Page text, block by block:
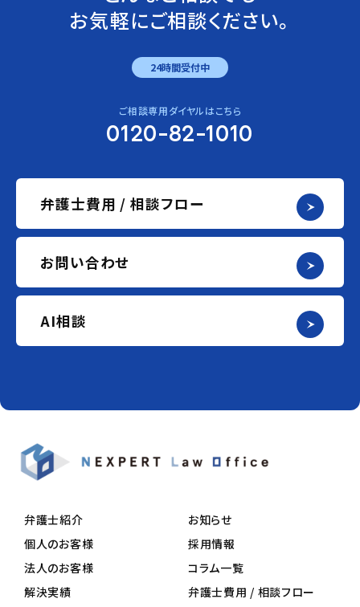
お気軽にご相談ください。
24時間受付中
ご相談専用ダイヤルはこちら
0120-82-1010
弁護士費用 / 相談フロー
お問い合わせ
AI相談
弁護士紹介
個人のお客様
法人のお客様
解決実績
お知らせ
採用情報
コラム一覧
弁護士費用 / 相談フロー